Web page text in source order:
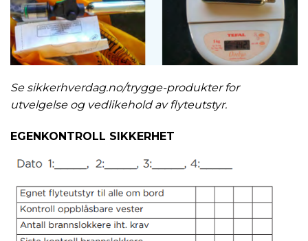
Se sikkerhverdag.no/trygge-produkter for
utvelgelse og vedlikehold av flyteutstyr.
EGENKONTROLL SIKKERHET